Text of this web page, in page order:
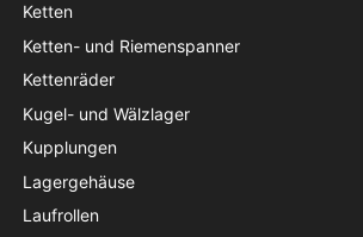
Ketten
Ketten- und Riemenspanner
Kettenräder
Kugel- und Wälzlager
Kupplungen
Lagergehäuse
Laufrollen